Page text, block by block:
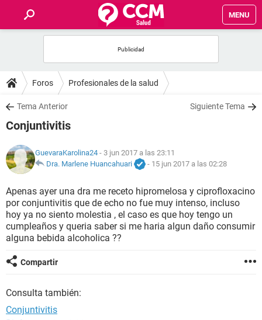
MENU
FOROS
SALUD
FAMILIA
NUTRICIÓN
BIENESTAR
SEXUALIDAD
GLOSARIO
Foros Profesionales de la salud
Tema Anterior Siguiente Tema
Conjuntivitis
GuevaraKarolina24 - 3 jun 2017 a las 23:11
Dra. Marlene Huancahuari
- 15 jun 2017 a las 02:28
Apenas ayer una dra me receto hipromelosa y ciprofloxacino
por conjuntivitis que de echo no fue muy intenso, incluso
hoy ya no siento molestia , el caso es que hoy tengo un
cumpleaños y queria saber si me haria algun daño consumir
alguna bebida alcoholica ??
Compartir
Consulta también:
Conjuntivitis